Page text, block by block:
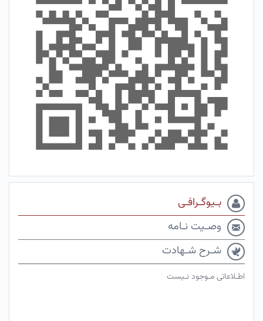
بـیوگـرافـی
وصـیت نـامه
شـرح شـهادت
اطـلاعاتی مـوجود نـیست